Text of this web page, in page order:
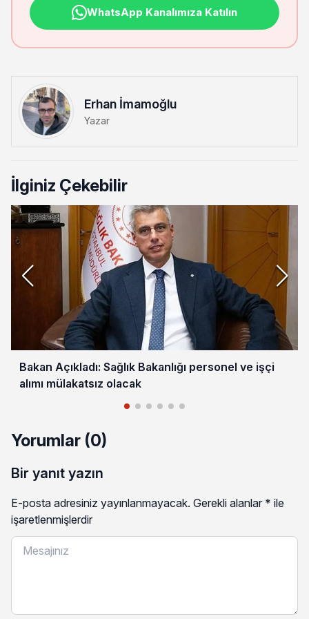
WhatsApp Kanalımıza Katılın
Erhan İmamoğlu
Yazar
İlginiz Çekebilir
Bakan Açıkladı: Sağlık Bakanlığı personel ve işçi
alımı mülakatsız olacak
Yorumlar (0)
Bir yanıt yazın
E-posta adresiniz yayınlanmayacak. Gerekli alanlar * ile
işaretlenmişlerdir